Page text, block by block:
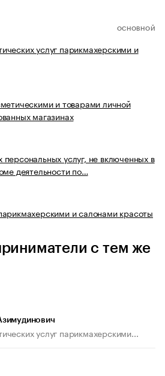
ОСНОВНОЙ
услуг парикмахерскими и
и товарами личной
магазинах
услуг, не включенных в
деятельности по…
и салонами красоты
с тем же
услуг парикмахерскими...